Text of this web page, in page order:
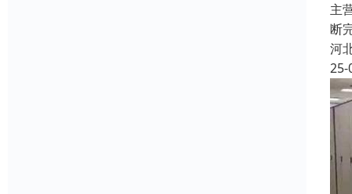
主
断
河
25-